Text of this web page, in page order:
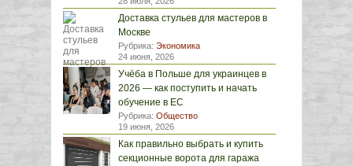
Доставка стульев для мастеров в
Москве
Рубрика: Экономика
24 июня, 2026
Учёба в Польше для украинцев в
2026 — как поступить и начать
обучение в ЕС
Рубрика: Общество
19 июня, 2026
Как правильно выбрать и купить
секционные ворота для гаража